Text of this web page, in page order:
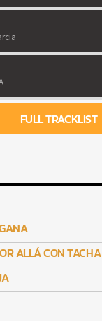
FULL TRACKLIST
ALLÁ CON TACHA